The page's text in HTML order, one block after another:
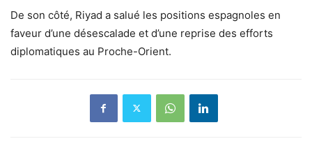
De son côté, Riyad a salué les positions espagnoles en
faveur d’une désescalade et d’une reprise des efforts
diplomatiques au Proche-Orient.